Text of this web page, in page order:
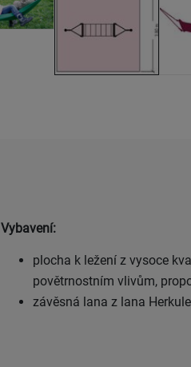
Vybavení:
plocha k ležení z vysoce
povětrnostním vlivům,
závěsná lana z lana